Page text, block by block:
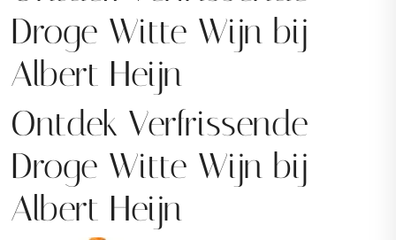
Droge Witte Wijn bij
Albert Heijn
Ontdek Verfrissende
Droge Witte Wijn bij
Albert Heijn